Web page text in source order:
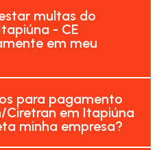
multas do
- CE
em meu
para pagamento
em Itapiúna
minha empresa?